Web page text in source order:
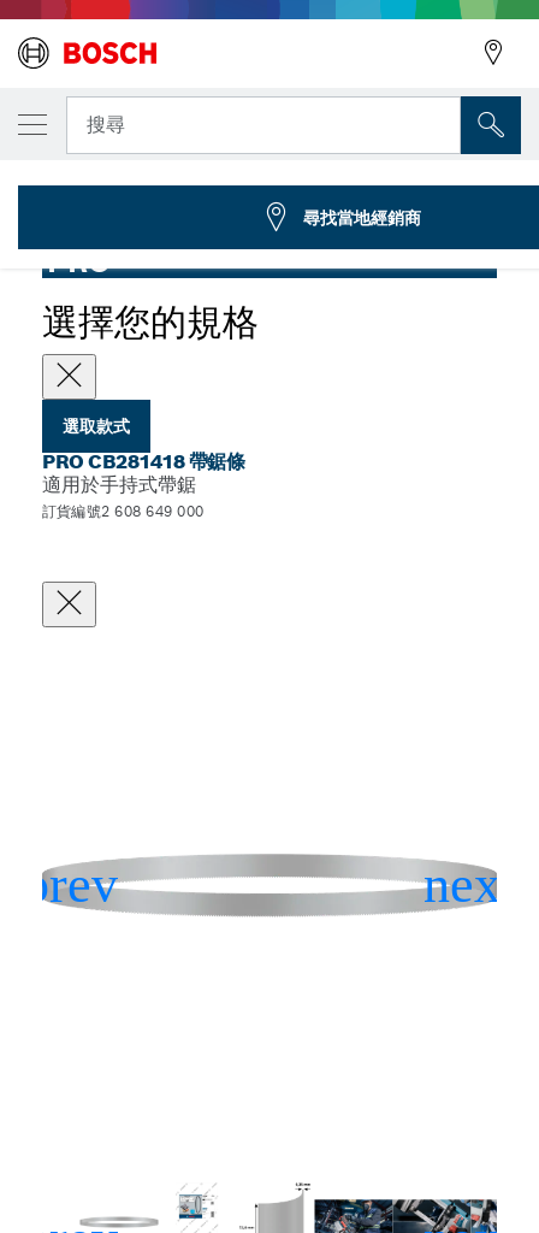
搜尋
... PRO Band CB281418 帶鋸條
PRO
選擇您的規格
選取款式
PRO CB281418 帶鋸條
適用於手持式帶鋸
訂貨編號2 608 649 000
您選取的款式
PRO CB281418 帶鋸條，733 mm，2 件
2 608 649 000
尋找當地經銷商